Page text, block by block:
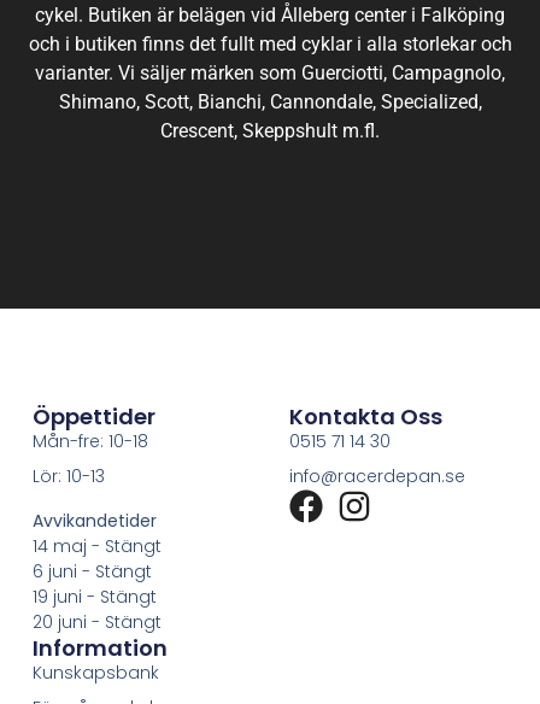
cykel. Butiken är belägen vid Ålleberg center i Falköping
och i butiken finns det fullt med cyklar i alla storlekar och
varianter. Vi säljer märken som Guerciotti, Campagnolo,
Shimano, Scott, Bianchi, Cannondale, Specialized,
Crescent, Skeppshult m.fl.
Öppettider
Mån-fre: 10-18
Lör: 10-13
Avvikandetider
14 maj - Stängt
6 juni - Stängt
19 juni - Stängt
20 juni - Stängt
Kontakta Oss
0515 71 14 30
info@racerdepan.se
Information
Kunskapsbank